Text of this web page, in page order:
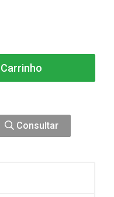
Consultar